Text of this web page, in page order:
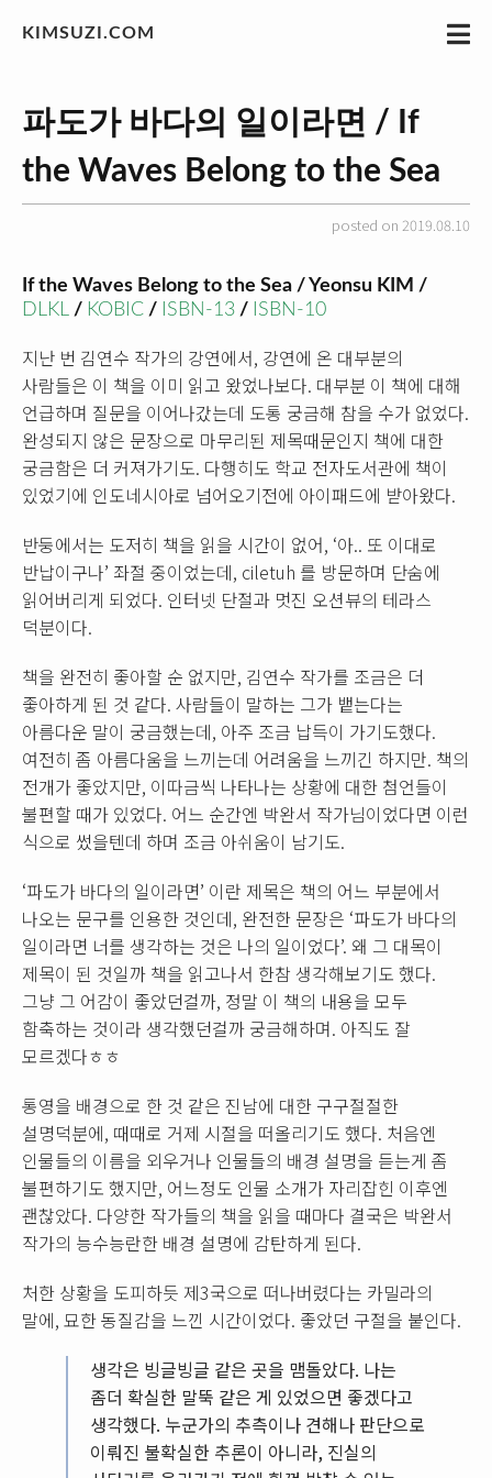
KIMSUZI.COM
파도가 바다의 일이라면 / If
the Waves Belong to the Sea
posted on 2019.08.10
If the Waves Belong to the Sea / Yeonsu KIM /
DLKL / KOBIC / ISBN-13 / ISBN-10
지난 번 김연수 작가의 강연에서, 강연에 온 대부분의
사람들은 이 책을 이미 읽고 왔었나보다. 대부분 이 책에 대해
언급하며 질문을 이어나갔는데 도통 궁금해 참을 수가 없었다.
완성되지 않은 문장으로 마무리된 제목때문인지 책에 대한
궁금함은 더 커져가기도. 다행히도 학교 전자도서관에 책이
있었기에 인도네시아로 넘어오기전에 아이패드에 받아왔다.
반둥에서는 도저히 책을 읽을 시간이 없어, ‘아.. 또 이대로
반납이구나’ 좌절 중이었는데, ciletuh 를 방문하며 단숨에
읽어버리게 되었다. 인터넷 단절과 멋진 오션뷰의 테라스
덕분이다.
책을 완전히 좋아할 순 없지만, 김연수 작가를 조금은 더
좋아하게 된 것 같다. 사람들이 말하는 그가 뱉는다는
아름다운 말이 궁금했는데, 아주 조금 납득이 가기도했다.
여전히 좀 아름다움을 느끼는데 어려움을 느끼긴 하지만. 책의
전개가 좋았지만, 이따금씩 나타나는 상황에 대한 첨언들이
불편할 때가 있었다. 어느 순간엔 박완서 작가님이었다면 이런
식으로 썼을텐데 하며 조금 아쉬움이 남기도.
‘파도가 바다의 일이라면’ 이란 제목은 책의 어느 부분에서
나오는 문구를 인용한 것인데, 완전한 문장은 ‘파도가 바다의
일이라면 너를 생각하는 것은 나의 일이었다’. 왜 그 대목이
제목이 된 것일까 책을 읽고나서 한참 생각해보기도 했다.
그냥 그 어감이 좋았던걸까, 정말 이 책의 내용을 모두
함축하는 것이라 생각했던걸까 궁금해하며. 아직도 잘
모르겠다ㅎㅎ
통영을 배경으로 한 것 같은 진남에 대한 구구절절한
설명덕분에, 때때로 거제 시절을 떠올리기도 했다. 처음엔
인물들의 이름을 외우거나 인물들의 배경 설명을 듣는게 좀
불편하기도 했지만, 어느정도 인물 소개가 자리잡힌 이후엔
괜찮았다. 다양한 작가들의 책을 읽을 때마다 결국은 박완서
작가의 능수능란한 배경 설명에 감탄하게 된다.
처한 상황을 도피하듯 제3국으로 떠나버렸다는 카밀라의
말에, 묘한 동질감을 느낀 시간이었다. 좋았던 구절을 붙인다.
생각은 빙글빙글 같은 곳을 맴돌았다. 나는
좀더 확실한 말뚝 같은 게 있었으면 좋겠다고
생각했다. 누군가의 추측이나 견해나 판단으로
이뤄진 불확실한 추론이 아니라, 진실의